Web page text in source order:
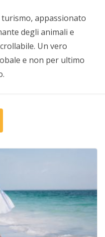
appassionato
degli animali e
Un vero
e non per ultimo